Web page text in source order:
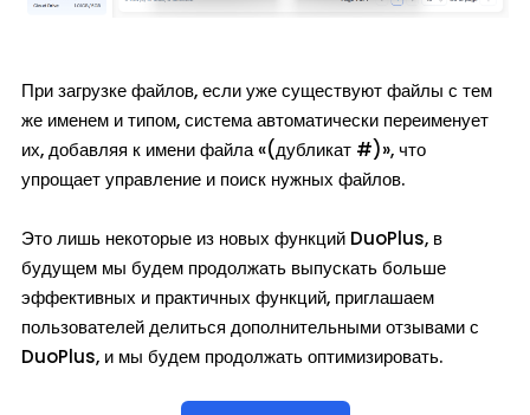
При загрузке файлов, если уже существуют файлы с тем
же именем и типом, система автоматически переименует
их, добавляя к имени файла «(дубликат #)», что
упрощает управление и поиск нужных файлов.
Это лишь некоторые из новых функций DuoPlus, в
будущем мы будем продолжать выпускать больше
эффективных и практичных функций, приглашаем
пользователей делиться дополнительными отзывами с
DuoPlus, и мы будем продолжать оптимизировать.